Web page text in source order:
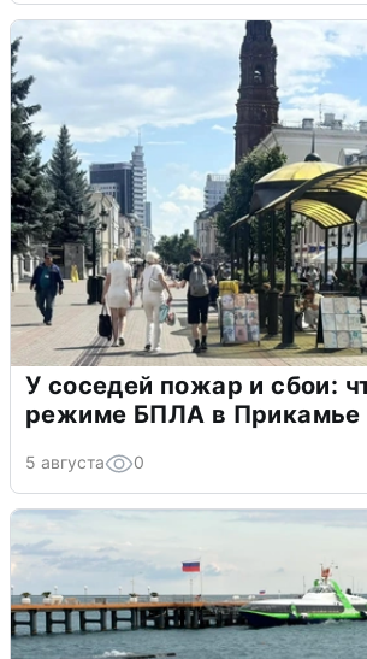
У соседей пожар и сбои:
режиме БПЛА в Прикамье
5 августа 0